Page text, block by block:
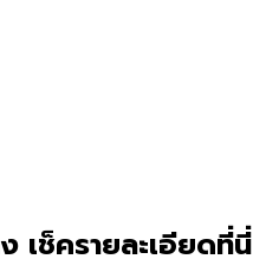
เช็ครายละเอียดที่นี่